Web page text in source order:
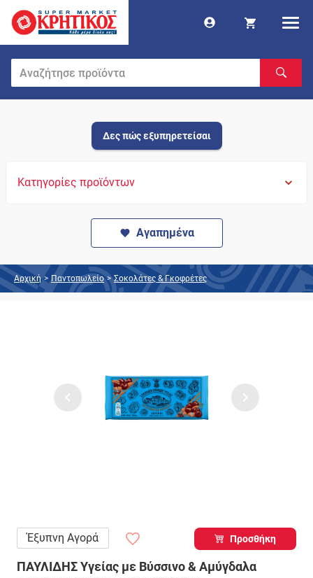
Δες πώς εξυπηρετείσαι
Κατηγορίες προϊόντων
Αγαπημένα
Αρχική > Παντοπωλείο > Σοκολάτες & Γκοφρέτες
Έξυπνη Αγορά Προσθήκη
ΠΑΥΛΙΔΗΣ Υγείας με Βύσσινο & Αμύγδαλα